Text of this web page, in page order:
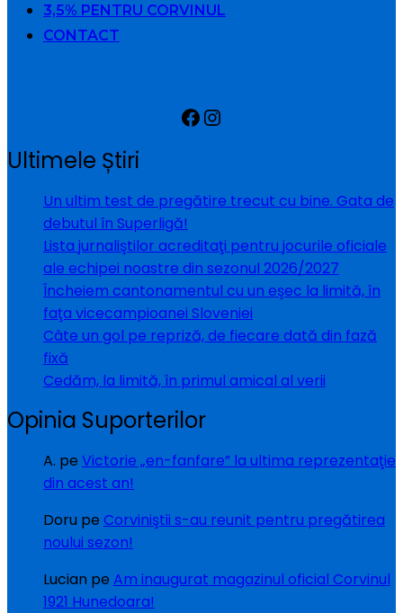
3,5% PENTRU CORVINUL
CONTACT
Facebook
Instagram
Ultimele Știri
Un ultim test de pregătire trecut cu bine. Gata de
debutul în Superligă!
Lista jurnaliştilor acreditaţi pentru jocurile oficiale
ale echipei noastre din sezonul 2026/2027
Încheiem cantonamentul cu un eşec la limită, în
faţa vicecampioanei Sloveniei
Câte un gol pe repriză, de fiecare dată din fază
fixă
Cedăm, la limită, în primul amical al verii
Opinia Suporterilor
A. peVictorie „en-fanfare” la ultima reprezentaţie
din acest an!
Doru peCorviniştii s-au reunit pentru pregătirea
noului sezon!
Lucian peAm inaugurat magazinul oficial Corvinul
1921 Hunedoara!